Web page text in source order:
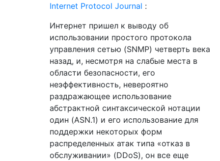
Internet Protocol Journal :
Интернет пришел к выводу об
использовании простого протокола
управления сетью (SNMP) четверть века
назад, и, несмотря на слабые места в
области безопасности, его
неэффективность, невероятно
раздражающее использование
абстрактной синтаксической нотации
один (ASN.1) и его использование для
поддержки некоторых форм
распределенных атак типа «отказ в
обслуживании» (DDoS), он все еще